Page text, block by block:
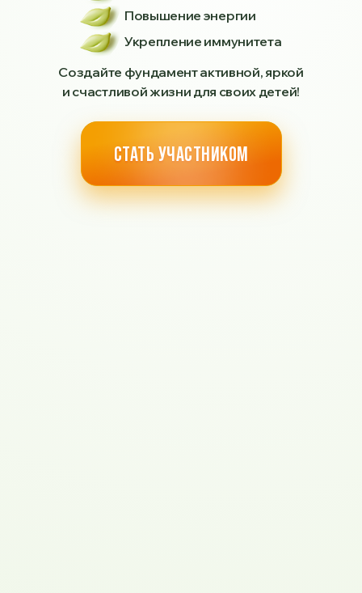
Повышение энергии
Укрепление иммунитета
Создайте фундамент активной, яркой
и счастливой жизни для своих детей!
СТАТЬ УЧАСТНИКОМ